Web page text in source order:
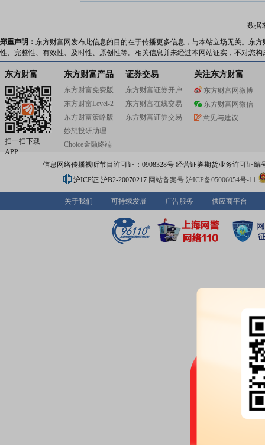
2026年06月23日发布《
2026年06月18日披
调研
分红：2026年06月18日公布
调研
公告：2026年06月18日发布《
2026-06-12
2026年06月04日披
《
津绿发电力集团股份有限公司
数据
郑重声明： 东方财富网发布此信息的目的在于传播更多信息，与本站立场无关。东
性、完整性、有效性、及时性、原创性等。相关信息并未经过本网站证实，不对您
东方财富
扫一扫下载
APP
东方财富产品
东方财富免费版
东方财富Level-2
东方财富策略版
妙想投研助理
Choice金融终端
证券交易
东方财富证券开户
东方财富在线交易
东方财富证券交易
关注东方财富
东方财富网微博
东方财富网微信
意见与建议
信息网络传播视听节目许可证：0908328号 经营证券期货业务许可证编
沪ICP证:沪B2-20070217 网站备案号:沪ICP备05006054号-11
关于我们 可持续发展 广告服务 供应商平台